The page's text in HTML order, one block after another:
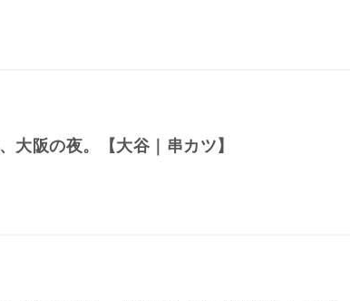
大阪の夜。【大谷｜串カツ】